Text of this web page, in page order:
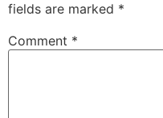
fields are marked *
Comment *